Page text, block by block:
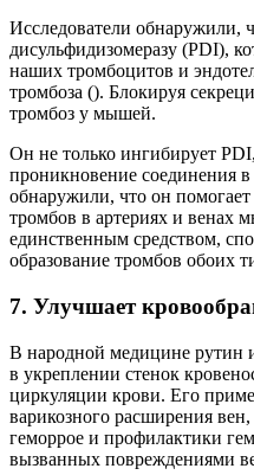
Исследователи обнаружили,
дисульфидизомеразу (PDI),
наших тромбоцитов и
тромбоза (). Блокируя
тромбоз у мышей.
Он не только ингибирует
проникновение соединения
обнаружили, что он помогает
тромбов в артериях и венах
единственным средством,
образование тромбов обоих
7. Улучшает
В народной медицине рутин
в укреплении стенок
циркуляции крови. Его
варикозного расширения
геморрое и профилактики
вызванных повреждениями